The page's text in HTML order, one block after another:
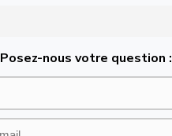
Posez-nous votre question :